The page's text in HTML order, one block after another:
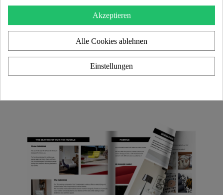
Akzeptieren
Alle Cookies ablehnen
Einstellungen